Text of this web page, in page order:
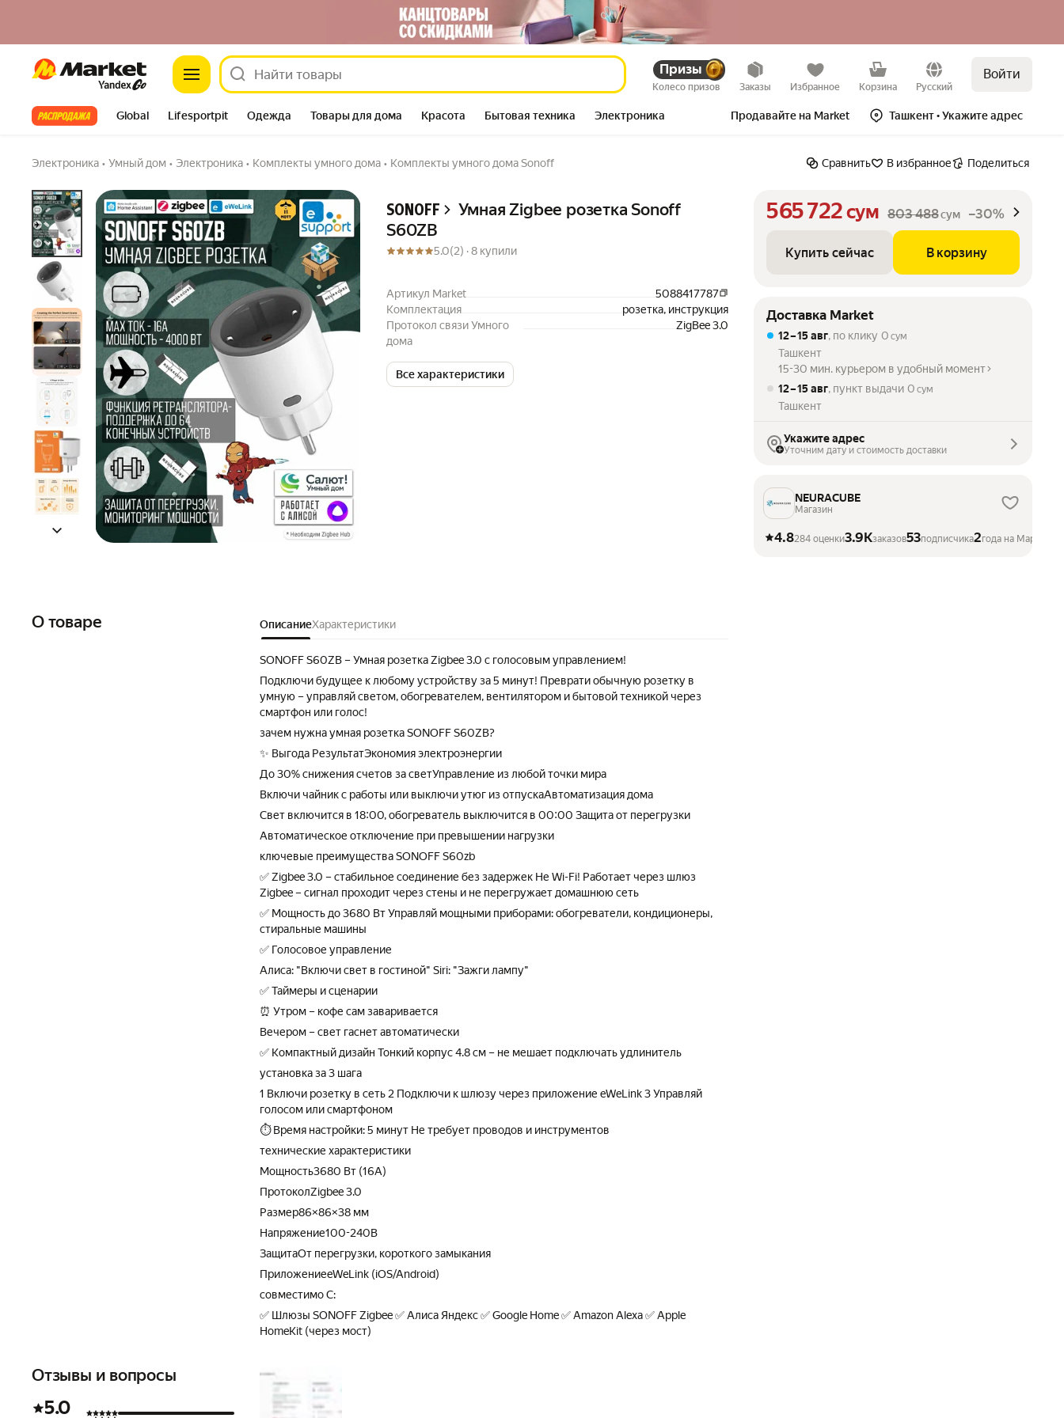
Market Призы
Колесо призов Заказы Избранное Корзина Русский
Войти
Все хиты Global Lifesportpit Одежда Товары для дома Красота Бытовая техника Электроника Продавайте на Market Ташкент• Укажите адрес
Электроника • Умный дом • Электроника • Комплекты умного дома • Комплекты умного дома Sonoff Сравнить В избранное Поделиться
SONOFF
Умная Zigbee розетка Sonoff
S60ZB
5.0(2) ·8 купили
Артикул Market
5088417787
Комплектация
розетка, инструкция
Протокол связи Умного
дома
ZigBee 3.0
Все характеристики
565 722сум 803 488сум –30%
Купить сейчас В корзину
Умная Zigbee розетка Sonoff S60ZB
5.0(2) · 8 купили Задать вопрос 803 488сум –30% Купить сейчас В корзину
Доставка Market
12 – 15 авг, по клику 0 сум
Ташкент
15-30 мин. курьером в удобный момент
12 – 15 авг, пункт выдачи 0 сум
Ташкент
Укажите адрес
Уточним дату и стоимость доставки
NEURACUBE
Магазин
4.8284 оценки3.9Kзаказов53подписчика2года на Маркете
О товаре ОписаниеХарактеристики
SONOFF S60ZB – Умная розетка Zigbee 3.0 с голосовым управлением!
Подключи будущее к любому устройству за 5 минут! Преврати обычную розетку в
умную – управляй светом, обогревателем, вентилятором и бытовой техникой через
смартфон или голос!
зачем нужна умная розетка SONOFF S60ZB?
✨ Выгода РезультатЭкономия электроэнергии
До 30% снижения счетов за светУправление из любой точки мира
Включи чайник с работы или выключи утюг из отпускаАвтоматизация дома
Свет включится в 18:00, обогреватель выключится в 00:00 Защита от перегрузки
Автоматическое отключение при превышении нагрузки
ключевые преимущества SONOFF S60zb
✅ Zigbee 3.0 – стабильное соединение без задержек Не Wi-Fi! Работает через шлюз
Zigbee – сигнал проходит через стены и не перегружает домашнюю сеть
✅ Мощность до 3680 Вт Управляй мощными приборами: обогреватели, кондиционеры,
стиральные машины
✅ Голосовое управление
Алиса: "Включи свет в гостиной" Siri: "Зажги лампу"
✅ Таймеры и сценарии
⏰ Утром – кофе сам заваривается
Вечером – свет гаснет автоматически
✅ Компактный дизайн Тонкий корпус 4.8 см – не мешает подключать удлинитель
установка за 3 шага
1 Включи розетку в сеть 2 Подключи к шлюзу через приложение eWeLink 3 Управляй
голосом или смартфоном
⏱ Время настройки: 5 минут Не требует проводов и инструментов
технические характеристики
Мощность3680 Вт (16A)
ПротоколZigbee 3.0
Размер86×86×38 мм
Напряжение100-240В
ЗащитаОт перегрузки, короткого замыкания
ПриложениеeWeLink (iOS/Android)
совместимо С:
✅ Шлюзы SONOFF Zigbee ✅ Алиса Яндекс ✅ Google Home ✅ Amazon Alexa ✅ Apple
HomeKit (через мост)
Отзывы и вопросы
5.0